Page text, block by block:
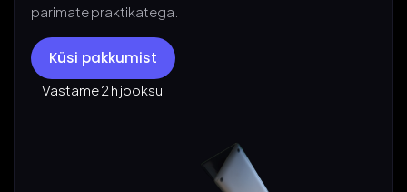
parimate praktikatega.
Küsi pakkumist
Vastame 2 h jooksul